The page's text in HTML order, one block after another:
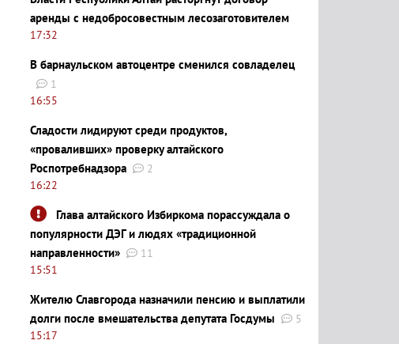
аренды с недобросовестным лесозаготовителем
17:32
В барнаульском автоцентре сменился совладелец
1
16:55
Сладости лидируют среди продуктов,
«проваливших» проверку алтайского
Роспотребнадзора
2
16:22
Глава алтайского Избиркома порассуждала о
популярности ДЭГ и людях «традиционной
направленности»
11
15:51
Жителю Славгорода назначили пенсию и выплатили
долги после вмешательства депутата Госдумы
5
15:17